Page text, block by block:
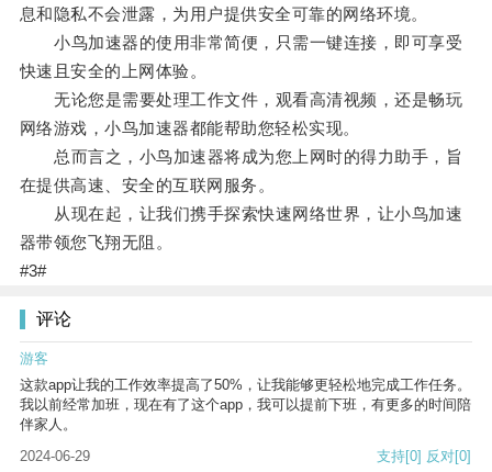
息和隐私不会泄露，为用户提供安全可靠的网络环境。
小鸟加速器的使用非常简便，只需一键连接，即可享受
快速且安全的上网体验。
无论您是需要处理工作文件，观看高清视频，还是畅玩
网络游戏，小鸟加速器都能帮助您轻松实现。
总而言之，小鸟加速器将成为您上网时的得力助手，旨
在提供高速、安全的互联网服务。
从现在起，让我们携手探索快速网络世界，让小鸟加速
器带领您飞翔无阻。
#3#
评论
游客
这款app让我的工作效率提高了50%，让我能够更轻松地完成工作任务。
我以前经常加班，现在有了这个app，我可以提前下班，有更多的时间陪
伴家人。
2024-06-29
支持[0] 反对[0]